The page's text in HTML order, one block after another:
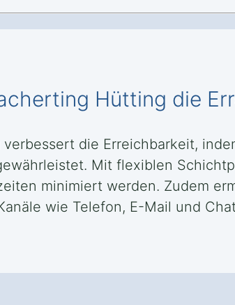
Hütting die
die Erreichbarkeit,
Mit flexiblen
minimiert werden. Zudem
wie Telefon, E-Mail und